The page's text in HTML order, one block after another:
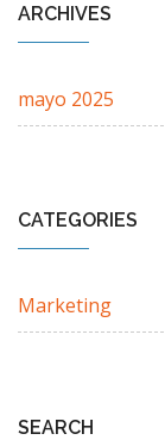
ARCHIVES
mayo 2025
CATEGORIES
Marketing
SEARCH